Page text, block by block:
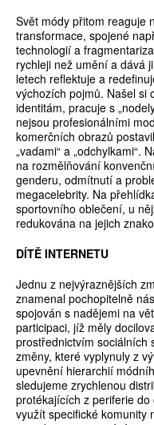
Svět módy přitom reaguje
transformace, spojené
technologií a
rychleji než umění a dává
letech reflektuje a
výchozích pojmů. Našel si
identitám, pracuje s
nejsou profesionálními
komerčních obrazů
„vadami“ a „odchylkami“.
na rozmělňování
genderu, odmítnutí a
megacelebrity. Na
sportovního oblečení, u
redukována na jejich
DÍTĚ INTERNETU
Jednu z nejvýraznějších
znamenal pochopitelně
spojován s nadějemi na
participaci, jíž měly
prostřednictvím sociálních
změny, které vyplynuly z
upevnění hierarchií
sledujeme zrychlenou
protékajících z periferie
využít specifické komunity